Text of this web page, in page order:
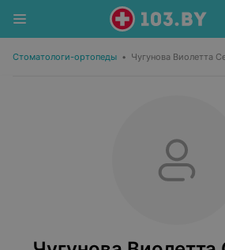
Стоматологи-ортопеды • Чугунова Виолетта